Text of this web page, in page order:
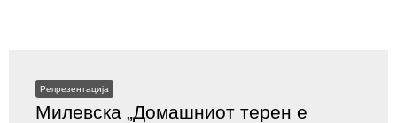
Репрезентација
Милевска „Домашниот терен е